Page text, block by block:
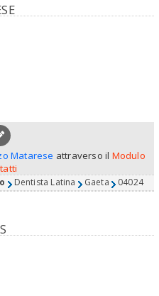
Matarese attraverso il Modulo
Dentista Latina Gaeta 04024